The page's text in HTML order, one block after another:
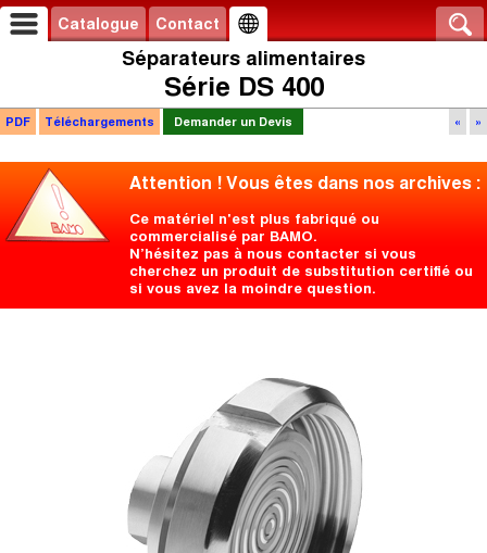
Catalogue Contact
Séparateurs alimentaires
Série DS 400
« »
PDF Téléchargements Demander un Devis
Attention ! Vous êtes dans nos archives :
Ce matériel n'est plus fabriqué ou
commercialisé par BAMO.
N’hésitez pas à nous contacter si vous
cherchez un produit de substitution certifié ou
si vous avez la moindre question.